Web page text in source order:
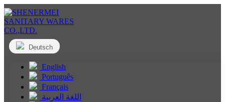
Deutsch
English
Português
Français
اللغة العربية